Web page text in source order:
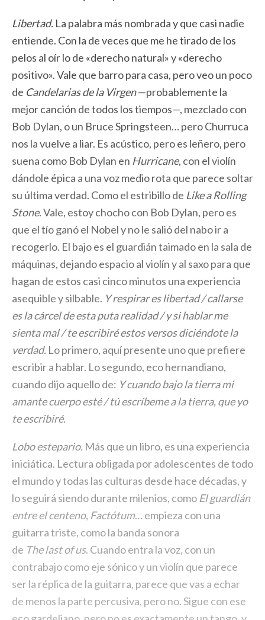
Libertad. La palabra más nombrada y que casi nadie
entiende. Con la de veces que me he tirado de los
pelos al oír lo de «derecho natural» y «derecho
positivo». Vale que barro para casa, pero veo un poco
de Candelarias de la Virgen—probablemente la
mejor canción de todos los tiempos—, mezclado con
Bob Dylan, o un Bruce Springsteen… pero Churruca
nos la vuelve a liar. Es acústico, pero es leñero, pero
suena como Bob Dylan en Hurricane, con el violín
dándole épica a una voz medio rota que parece soltar
su última verdad. Como el estribillo de Like a Rolling
Stone. Vale, estoy chocho con Bob Dylan, pero es
que el tío ganó el Nobel y no le salió del nabo ir a
recogerlo. El bajo es el guardián taimado en la sala de
máquinas, dejando espacio al violín y al saxo para que
hagan de estos casi cinco minutos una experiencia
asequible y silbable. Y respirar es libertad / callarse
es la cárcel de esta puta realidad / y si hablar me
sienta mal / te escribiré estos versos diciéndote la
verdad. Lo primero, aquí presente uno que prefiere
escribir a hablar. Lo segundo, eco hernandiano,
cuando dijo aquello de: Y cuando bajo la tierra mi
amante cuerpo esté / tú escríbeme a la tierra, que yo
te escribiré.
Lobo estepario. Más que un libro, es una experiencia
iniciática. Lectura obligada por adolescentes de todo
el mundo y todas las culturas desde hace décadas, y
lo seguirá siendo durante milenios, como El guardián
entre el centeno, Factótum… empieza con una
guitarra triste, como la banda sonora
de The last of us. Cuando entra la voz, con un
contrabajo como eje sónico y un violín que parece
ser la réplica de la guitarra, parece que vas a echar
de menos la parte percusiva, pero no. Sigue con ese